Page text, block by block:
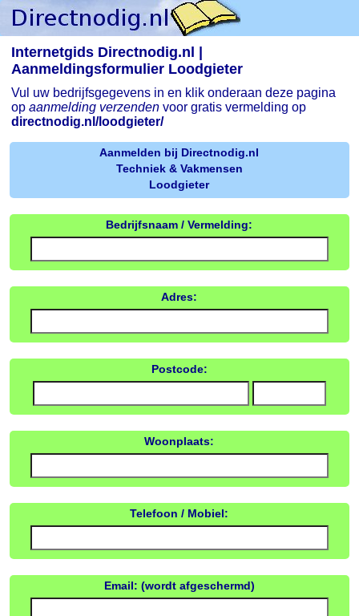
Internetgids Directnodig.nl |
Aanmeldingsformulier Loodgieter
Vul uw bedrijfsgegevens in en klik onderaan deze pagina
opaanmelding verzenden voor gratis vermelding op
directnodig.nl/loodgieter/
Aanmelden bij Directnodig.nl
Techniek & Vakmensen
Loodgieter
Bedrijfsnaam / Vermelding:
Adres:
Postcode:
Woonplaats:
Telefoon / Mobiel:
Email: (wordt afgeschermd)